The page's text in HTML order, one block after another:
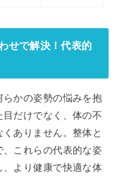
せで解決！代表的
かの姿勢の悩みを抱
だけでなく、体の不
ありません。整体と
、これらの代表的な姿
より健康で快適な体